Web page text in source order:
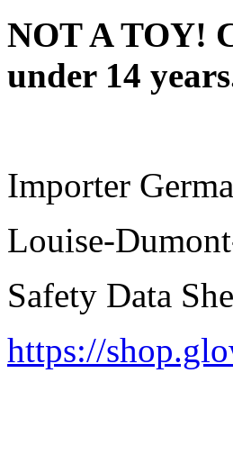
NOT A TOY!
under 14
Importer
Louise-
Safety Data
https://